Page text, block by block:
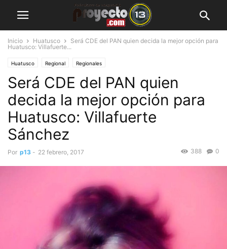
Inicio Huatusco
Será CDE del PAN quien decida la mejor opción para
Huatusco: Villafuerte...
Huatusco Regional Regionales
Será CDE del PAN quien
decida la mejor opción para
Huatusco: Villafuerte
Sánchez
Por p13 - 22 febrero, 2017 0
388